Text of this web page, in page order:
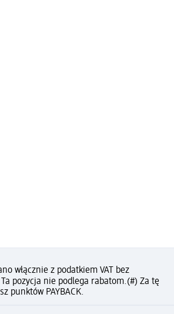
włącznie z podatkiem VAT bez
pozycja nie podlega rabatom.(#) Za tę
punktów PAYBACK.